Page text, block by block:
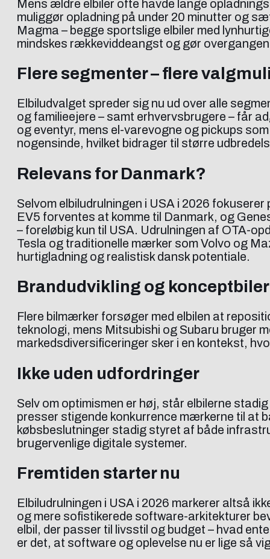
Mens ældre elbiler ofte havde lange
muliggør opladning på under 20 minutter og
Magma – begge sportslige elbiler med
mindskes rækkeviddeangst og gør
Flere segmenter – flere
Elbiludvalget spreder sig nu ud over alle
og familieejere – samt erhvervsbrugere – får
og eventyr, mens el-varevogne og pickups
nogensinde, hvilket bidrager til større
Relevans for Danmark?
Selvom elbiludrulningen i USA i 2026
EV5 forventes at komme til Danmark, og
– foreløbig kun til USA. Udrulningen af OTA-
Tesla og traditionelle mærker som Volvo og
hurtigladning og realistisk dansk potentiale.
Brandudvikling og
Flere bilmærker forsøger med elbilen at
teknologi, mens Mitsubishi og Subaru bruger
markedsdiversificeringer sker i en kontekst,
Ikke uden udfordringer
Selv om optimismen er høj, står elbilerne
presser stigende konkurrence mærkerne til at
købsbeslutninger stadig styret af både
brugervenlige digitale systemer.
Fremtiden starter nu
Elbiludrulningen i USA i 2026 markerer altså
og mere sofistikerede software-arkitekturer
elbil, der passer til livsstil og budget – hvad
er det, at software og oplevelse nu er lige så